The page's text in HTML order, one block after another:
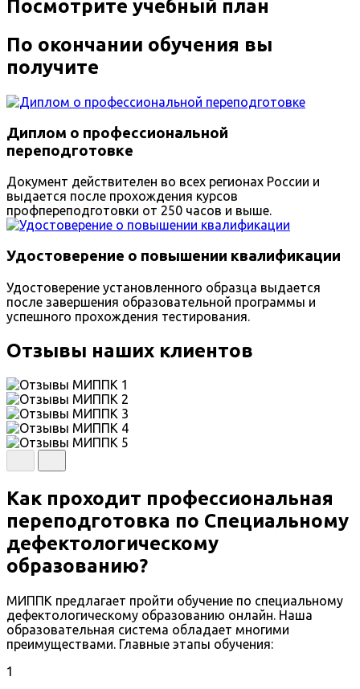
Посмотрите учебный план
По окончании обучения вы
получите
Диплом о профессиональной
переподготовке
Документ действителен во всех регионах России и
выдается после прохождения курсов
профпереподготовки от 250 часов и выше.
Удостоверение о повышении квалификации
Удостоверение установленного образца выдается
после завершения образовательной программы и
успешного прохождения тестирования.
Отзывы наших клиентов
Как проходит профессиональная
переподготовка по Специальному
дефектологическому
образованию?
МИППК предлагает пройти обучение по специальному
дефектологическому образованию онлайн. Наша
образовательная система обладает многими
преимуществами. Главные этапы обучения:
1